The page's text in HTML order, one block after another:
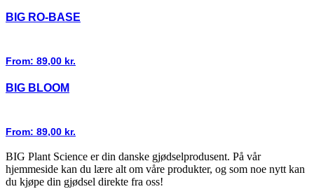
BIG RO-BASE
From: 89,00 kr.
BIG BLOOM
From: 89,00 kr.
BIG Plant Science er din danske gjødselprodusent. På vår
hjemmeside kan du lære alt om våre produkter, og som noe nytt kan
du kjøpe din gjødsel direkte fra oss!